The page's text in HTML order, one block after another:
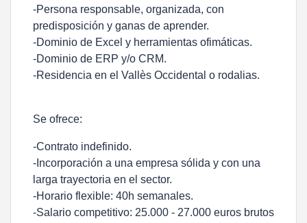
-Persona responsable, organizada, con
predisposición y ganas de aprender.
-Dominio de Excel y herramientas ofimáticas.
-Dominio de ERP y/o CRM.
-Residencia en el Vallès Occidental o rodalias.
Se ofrece:
-Contrato indefinido.
-Incorporación a una empresa sólida y con una
larga trayectoria en el sector.
-Horario flexible: 40h semanales.
-Salario competitivo: 25.000 - 27.000 euros brutos